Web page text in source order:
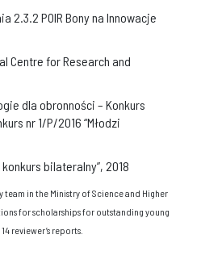
2.3.2 POIR Bony na Innowacje
Centre for Research and
dla obronności – Konkurs
nr 1/P/2016 “Młodzi
bilateralny”, 2018
team in the Ministry of Science and Higher
for scholarships for outstanding young
reviewer’s reports.